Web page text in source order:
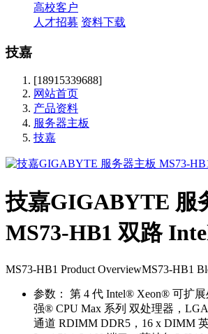
高校客户
人才招募 资料下载
技嘉
[18915339688]
网站首页
产品资料
服务器主板
技嘉
技嘉GIGABYTE 服
MS73-HB1 双路
MS73-HB1 Product OverviewMS73-HB1
参数：
第 4 代 Intel® Xeon® 可扩
强® CPU Max 系列 双处理器，
通道 RDIMM DDR5，16 x DIMM